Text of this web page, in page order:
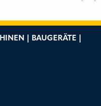
| BAUGERÄTE |